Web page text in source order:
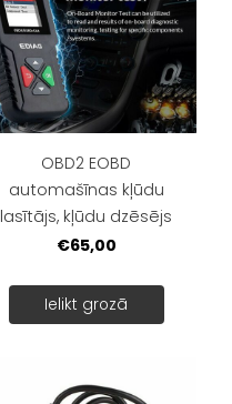
OBD2 EOBD
automašīnas kļūdu
lasītājs, kļūdu dzēsējs
€65,00
Ielikt grozā